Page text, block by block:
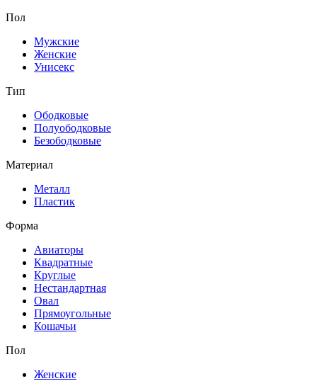
Пол
Мужские
Женские
Унисекс
Тип
Ободковые
Полуободковые
Безободковые
Материал
Металл
Пластик
Форма
Авиаторы
Квадратные
Круглые
Нестандартная
Овал
Прямоугольные
Кошачьи
Пол
Женские